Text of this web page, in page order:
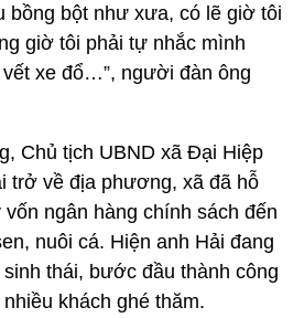
bồng bột như xưa, có lẽ giờ tôi
giờ tôi phải tự nhắc mình
xe đổ…”, người đàn ông
Chủ tịch UBND xã Đại Hiệp
trở về địa phương, xã đã hỗ
ngân hàng chính sách đến
nuôi cá. Hiện anh Hải đang
thái, bước đầu thành công
khách ghé thăm.